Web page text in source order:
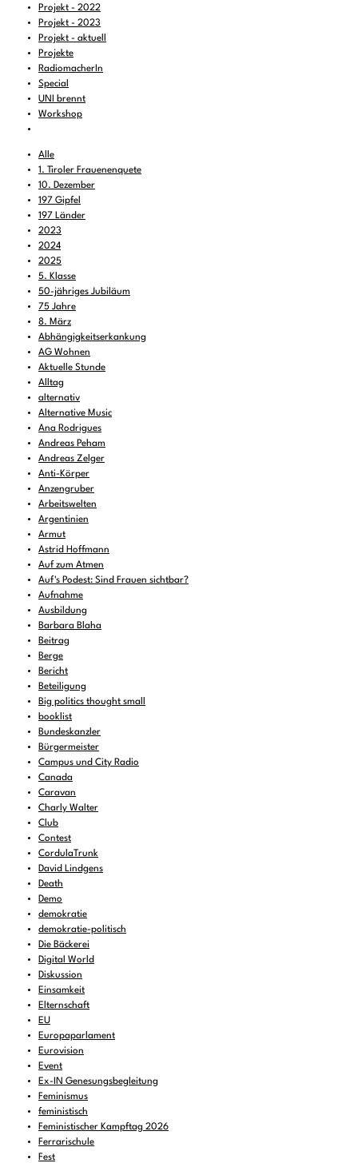
Projekt - 2022
Projekt - 2023
Projekt - aktuell
Projekte
RadiomacherIn
Special
UNI brennt
Workshop
Alle
1. Tiroler Frauenenquete
10. Dezember
197 Gipfel
197 Länder
2023
2024
2025
5. Klasse
50-jähriges Jubiläum
75 Jahre
8. März
Abhängigkeitserkankung
AG Wohnen
Aktuelle Stunde
Alltag
alternativ
Alternative Music
Ana Rodrigues
Andreas Peham
Andreas Zelger
Anti-Körper
Anzengruber
Arbeitswelten
Argentinien
Armut
Astrid Hoffmann
Auf zum Atmen
Auf's Podest: Sind Frauen sichtbar?
Aufnahme
Ausbildung
Barbara Blaha
Beitrag
Berge
Bericht
Beteiligung
Big politics thought small
booklist
Bundeskanzler
Bürgermeister
Campus und City Radio
Canada
Caravan
Charly Walter
Club
Contest
CordulaTrunk
David Lindgens
Death
Demo
demokratie
demokratie-politisch
Die Bäckerei
Digital World
Diskussion
Einsamkeit
Elternschaft
EU
Europaparlament
Eurovision
Event
Ex-IN Genesungsbegleitung
Feminismus
feministisch
Feministischer Kampftag 2026
Ferrarischule
Fest